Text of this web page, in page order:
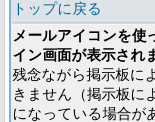
トップに戻る
メールアイコンを使
イン画面が表示され
残念ながら掲示板に
きません（掲示板に
になっている場合が